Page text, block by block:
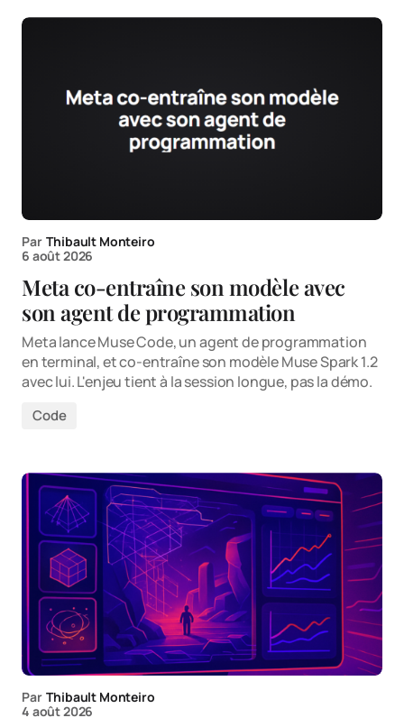
Par Thibault Monteiro
6 août 2026
Meta co-entraîne son modèle avec
son agent de programmation
Meta lance Muse Code, un agent de programmation
en terminal, et co-entraîne son modèle Muse Spark 1.2
avec lui. L'enjeu tient à la session longue, pas la démo.
Code
Par Thibault Monteiro
4 août 2026